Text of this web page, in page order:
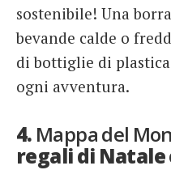
sostenibile! Una
bevande calde o
di bottiglie di
ogni avventura.
4. Mappa del
regali di